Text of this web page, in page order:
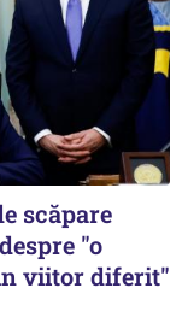
scăpare
"o
viitor diferit"